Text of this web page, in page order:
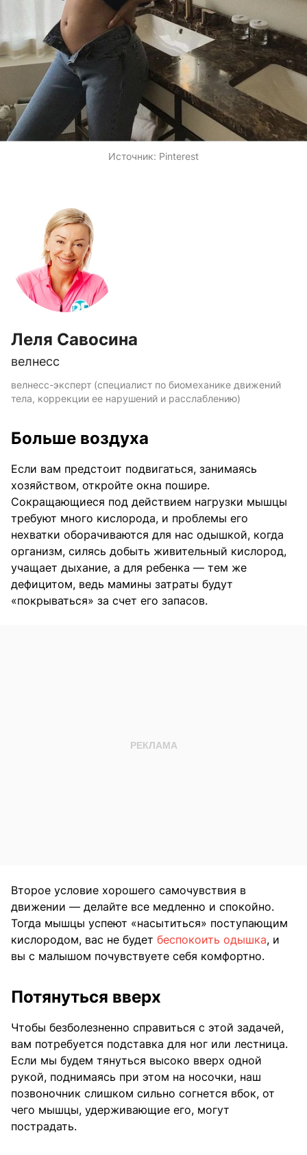
Источник: Pinterest
Леля Савосина
велнесс
велнесс-эксперт (специалист по биомеханике движений
тела, коррекции ее нарушений и расслаблению)
Больше воздуха
Если вам предстоит подвигаться, занимаясь
хозяйством, откройте окна пошире.
Сокращающиеся под действием нагрузки мышцы
требуют много кислорода, и проблемы его
нехватки оборачиваются для нас одышкой, когда
организм, силясь добыть живительный кислород,
учащает дыхание, а для ребенка — тем же
дефицитом, ведь мамины затраты будут
«покрываться» за счет его запасов.
Второе условие хорошего самочувствия в
движении — делайте все медленно и спокойно.
Тогда мышцы успеют «насытиться» поступающим
кислородом, вас не будет беспокоить одышка, и
вы с малышом почувствуете себя комфортно.
Потянуться вверх
Чтобы безболезненно справиться с этой задачей,
вам потребуется подставка для ног или лестница.
Если мы будем тянуться высоко вверх одной
рукой, поднимаясь при этом на носочки, наш
позвоночник слишком сильно согнется вбок, от
чего мышцы, удерживающие его, могут
пострадать.